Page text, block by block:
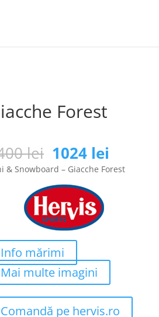
Forest
lei Prețul
inițial
a
fost:
1400 lei.
1024 lei
curent
este:
& Snowboard – Giacche Forest
Info mărimi
Mai multe imagini
Comandă pe hervis.ro